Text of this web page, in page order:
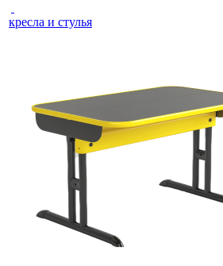
кресла и стулья